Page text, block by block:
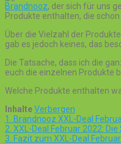
Brandnooz, der sich für uns
Produkte enthalten, die
Über die Vielzahl der
gab es jedoch keines, das
Die Tatsache, dass ich die
euch die einzelnen Produkte
Welche Produkte enthalten
InhalteVerbergen
1.
Brandnooz XXL-Deal
2. XXL-Deal Februar 2022: Die
3. Fazit zum XXL-Deal